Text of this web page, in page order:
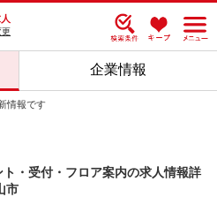
更
企業情報
情報です
・受付・フロア案内の求人情報詳
市